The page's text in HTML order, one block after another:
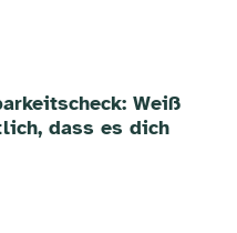
Weiß
dass es dich